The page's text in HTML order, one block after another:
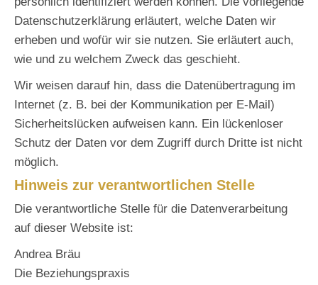
Datenschutzerklärung erläutert, welche Daten wir
erheben und wofür wir sie nutzen. Sie erläutert auch,
wie und zu welchem Zweck das geschieht.
Wir weisen darauf hin, dass die Datenübertragung im
Internet (z. B. bei der Kommunikation per E-Mail)
Sicherheitslücken aufweisen kann. Ein lückenloser
Schutz der Daten vor dem Zugriff durch Dritte ist nicht
möglich.
Hinweis zur verantwortlichen Stelle
Die verantwortliche Stelle für die Datenverarbeitung
auf dieser Website ist:
Andrea Bräu
Die Beziehungspraxis